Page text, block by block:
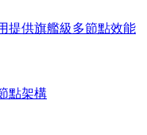
提供旗艦級多節點效能
點架構